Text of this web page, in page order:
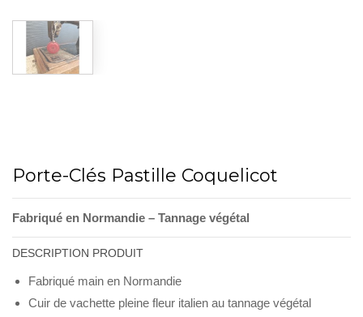
Porte-Clés Pastille Coquelicot
Fabriqué en Normandie – Tannage végétal
DESCRIPTION PRODUIT
Fabriqué main en Normandie
Cuir de vachette pleine fleur italien au tannage végétal